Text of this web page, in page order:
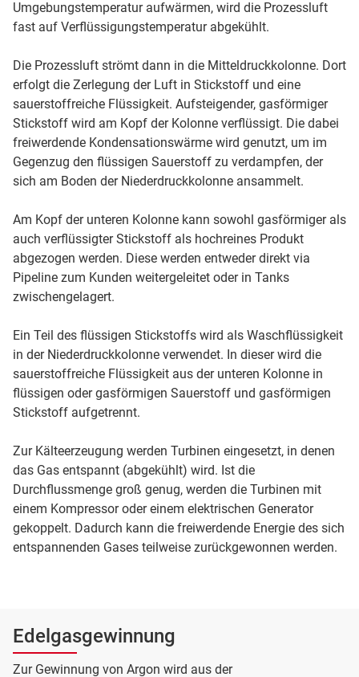
Umgebungstemperatur aufwärmen, wird die Prozessluft
fast auf Verflüssigungstemperatur abgekühlt.
Die Prozessluft strömt dann in die Mitteldruckkolonne. Dort
erfolgt die Zerlegung der Luft in Stickstoff und eine
sauerstoffreiche Flüssigkeit. Aufsteigender, gasförmiger
Stickstoff wird am Kopf der Kolonne verflüssigt. Die dabei
freiwerdende Kondensationswärme wird genutzt, um im
Gegenzug den flüssigen Sauerstoff zu verdampfen, der
sich am Boden der Niederdruckkolonne ansammelt.
Am Kopf der unteren Kolonne kann sowohl gasförmiger als
auch verflüssigter Stickstoff als hochreines Produkt
abgezogen werden. Diese werden entweder direkt via
Pipeline zum Kunden weitergeleitet oder in Tanks
zwischengelagert.
Ein Teil des flüssigen Stickstoffs wird als Waschflüssigkeit
in der Niederdruckkolonne verwendet. In dieser wird die
sauerstoffreiche Flüssigkeit aus der unteren Kolonne in
flüssigen oder gasförmigen Sauerstoff und gasförmigen
Stickstoff aufgetrennt.
Zur Kälteerzeugung werden Turbinen eingesetzt, in denen
das Gas entspannt (abgekühlt) wird. Ist die
Durchflussmenge groß genug, werden die Turbinen mit
einem Kompressor oder einem elektrischen Generator
gekoppelt. Dadurch kann die freiwerdende Energie des sich
entspannenden Gases teilweise zurückgewonnen werden.
Edelgasgewinnung
Zur Gewinnung von Argon wird aus der